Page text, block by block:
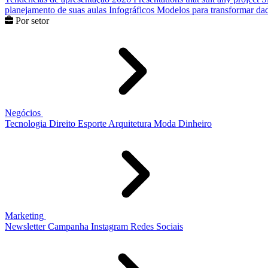
planejamento de suas aulas Infográficos Modelos para transformar
Por setor
Negócios
Tecnologia Direito Esporte Arquitetura Moda Dinheiro
Marketing
Newsletter Campanha Instagram Redes Sociais